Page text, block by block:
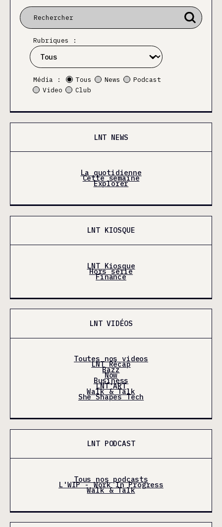
Rubriques :
Média : Tous News
Podcast
Video
Club
LNT NEWS
La quotidienne
Cette semaine
Explorer
LNT KIOSQUE
LNT Kiosque
Hors série
Finance
LNT VIDÉOS
Toutes nos videos
LNT Récap
Bazz
Now
Business
LNT'ART
Walk & Talk
She Shapes Tech
LNT PODCAST
Tous nos podcasts
L'WIP - Work In Progress
Walk & Talk